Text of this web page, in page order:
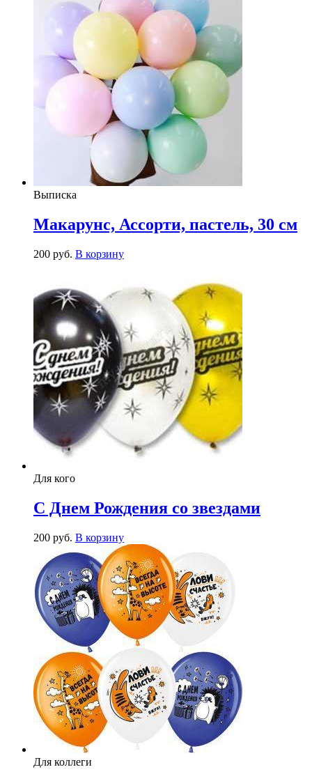
Выписка
Макарунс, Ассорти, пастель, 30 см
200 руб. В корзину
Для кого
С Днем Рождения со звездами
200 руб. В корзину
Для коллеги